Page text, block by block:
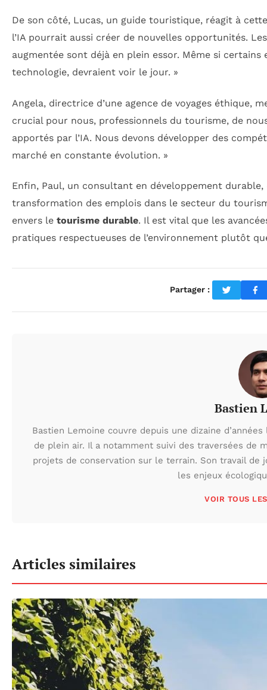
De son côté, Lucas, un guide touristique, réagit à
l’IA pourrait aussi créer de nouvelles opportunités.
augmentée sont déjà en plein essor. Même si
technologie, devraient voir le jour. »
Angela, directrice d’une agence de voyages éthique,
crucial pour nous, professionnels du tourisme, de
apportés par l’IA. Nous devons développer des
marché en constante évolution. »
Enfin, Paul, un consultant en développement
transformation des emplois dans le secteur du
envers le tourisme durable. Il est vital que les
pratiques respectueuses de l’environnement plutôt
Partager :
Bastien
Bastien Lemoine couvre depuis une dizaine
de plein air. Il a notamment suivi des traversées de
projets de conservation sur le terrain. Son travail de
les enjeux
VOIR TOUS
Articles similaires